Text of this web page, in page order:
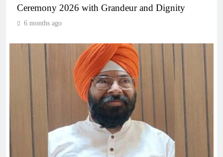
Ceremony 2026 with Grandeur and Dignity
6 months ago